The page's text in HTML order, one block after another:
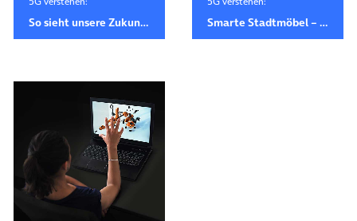
So sieht unsere Zukunft mit Virtual Reality und 5G aus Smarte Stadtmöbel – so verändert ein Start-up urbane Räume